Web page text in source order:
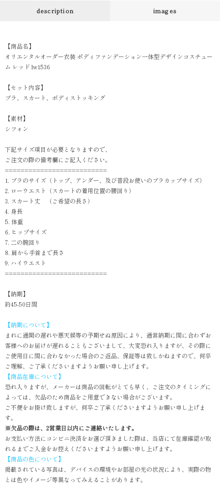
description images
【商品名】
オリエンタルオーダー衣装 ボディファンデーション一体型デザインコスチュー
ム レッド lw1536
【セット内容】
ブラ、スカート、ボディストッキング
【素材】
シフォン
下記サイズ項目が必要となりますので、
ご注文の際の備考欄にご記入ください。
==========================
1. ブラのサイズ（トップ、アンダー、及び普段お使いのブラカップサイズ）
2. ローウエスト（スカートの着用位置の腰回り）
3. スカート丈 （ご希望の長さ）
4. 身長
5. 体重
6. ヒップサイズ
7. 二の腕回り
8. 肩から手首まで長さ
9. ハイウエスト
==========================
【納期】
約45-50日間
【納期について】
まれに通関の遅れや悪天候等の予期せぬ原因により、通常納期に間に合わずお
客様へのお届けが遅れることもございまして、大変恐れ入りますが、その際に
ご使用日に間に合わなかった場合のご返品、保証等は致しかねますので、何卒
ご理解、ご了承くださいますようお願い申し上げます。
【商品在庫について】
恐れ入りますが、メーカーは商品の回転がとても早く、ご注文のタイミングに
よっては、欠品のため商品をご用意できない場合がございます。
ご不便をお掛け致しますが、何卒ご了承くださいますようお願い申し上げま
す。
※欠品の際は、2営業日以内にご連絡いたします。
お支払い方法にコンビニ決済をお選び頂きました際は、当店にて在庫確認が取
れるまでご入金をお控えくださいますようお願い申し上げます。
【商品の色について】
掲載されている写真は、デバイスの環境やお部屋の光の状況により、実際の物
とは色やイメージ等異なってみえることがあります。